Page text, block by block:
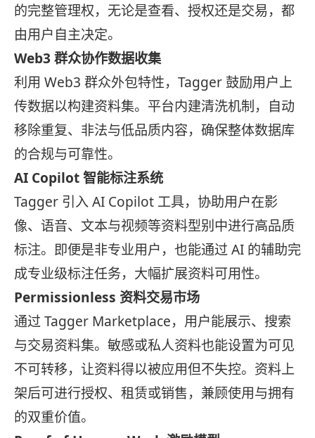
的完整管理权，无论是查看、授权还是交易，都
由用户自主决定。
Web3 群众协作数据收集
利用 Web3 群众外包特性，Tagger 鼓励用户上
传数据以构建资料集。平台内建清洗机制，自动
移除重复、非法与低品质内容，确保整体数据库
的合规与可靠性。
AI Copilot 智能标注系统
Tagger 引入 AI Copilot 工具，协助用户在影
像、语音、文本与视频等资料型别中进行高品质
标注。即便是非专业用户，也能通过 AI 的辅助完
成专业级标注任务，大幅扩展资料可用性。
Permissionless 资料交易市场
通过 Tagger Marketplace，用户能展示、搜索
与交易资料集。敏感或私人资料也能设置为可见
不可转移，让资料得以被应用但不失控。资料上
架后可进行授权、租赁或销售，兼顾使用与拥有
的双重价值。